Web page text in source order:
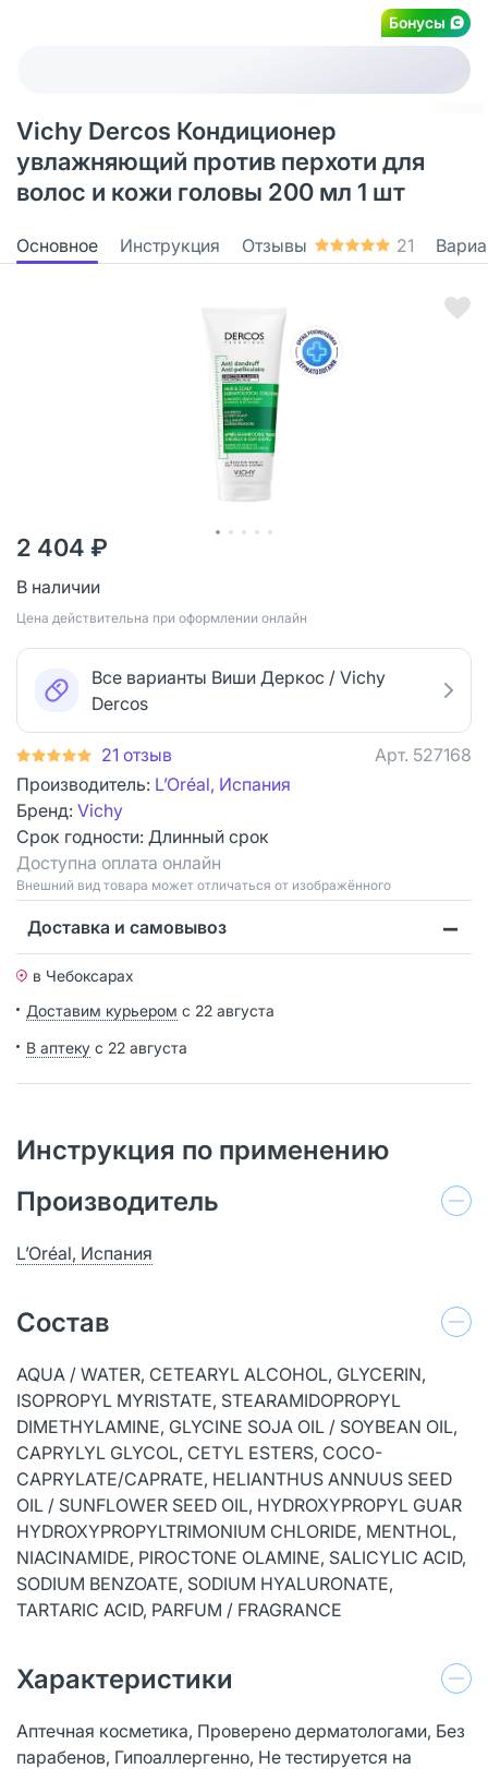
Бонусы
Vichy Dercos Кондиционер
увлажняющий против перхоти для
волос и кожи головы 200 мл 1 шт
Основное Инструкция Отзывы 21
2 404 ₽
В наличии
Цена действительна при оформлении онлайн
Все варианты Виши Деркос / Vichy
Dercos
21 отзыв Арт. 527168
Производитель: L’Oréal, Испания
Бренд: Vichy
Срок годности: Длинный срок
Доступна оплата онлайн
Bнешний вид товара может отличаться от изображённого
Доставка и самовывоз
в Чебоксарах
Доставим курьером с 22 августа
В аптеку с 22 августа
Инструкция по применению
Производитель
L’Oréal, Испания
Состав
AQUA / WATER, CETEARYL ALCOHOL, GLYCERIN,
ISOPROPYL MYRISTATE, STEARAMIDOPROPYL
DIMETHYLAMINE, GLYCINE SOJA OIL / SOYBEAN OIL,
CAPRYLYL GLYCOL, CETYL ESTERS, COCO-
CAPRYLATE/CAPRATE, HELIANTHUS ANNUUS SEED
OIL / SUNFLOWER SEED OIL, HYDROXYPROPYL GUAR
HYDROXYPROPYLTRIMONIUM CHLORIDE, MENTHOL,
NIACINAMIDE, PIROCTONE OLAMINE, SALICYLIC ACID,
SODIUM BENZOATE, SODIUM HYALURONATE,
TARTARIC ACID, PARFUM / FRAGRANCE
Характеристики
Аптечная косметика, Проверено дерматологами, Без
парабенов, Гипоаллергенно, Не тестируется на